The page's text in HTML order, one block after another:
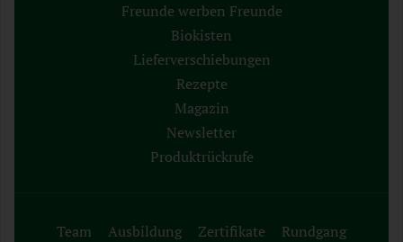
Freunde werben Freunde
Biokisten
Lieferverschiebungen
Rezepte
Magazin
Newsletter
Produktrückrufe
Team Ausbildung Zertifikate Rundgang